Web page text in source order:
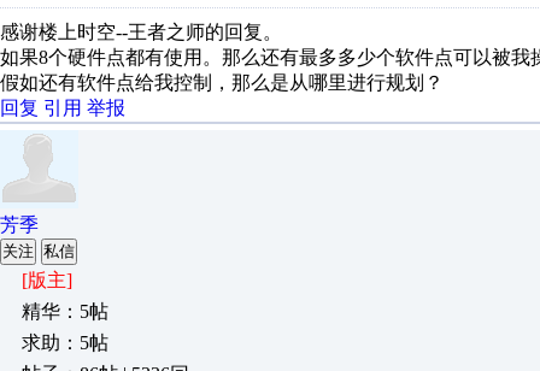
感谢楼上时空--王者之师的回复。
如果8个硬件点都有使用。那么还有最多多少个软件点可以被我
假如还有软件点给我控制，那么是从哪里进行规划？
回复 引用 举报
芳季
关注 私信
[版主]
精华：5帖
求助：5帖